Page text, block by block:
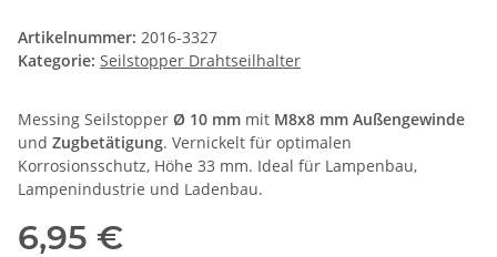
Artikelnummer: 2016-3327
Kategorie: Seilstopper Drahtseilhalter
Messing Seilstopper Ø 10 mm mit M8x8 mm Außengewinde
und Zugbetätigung. Vernickelt für optimalen
Korrosionsschutz, Höhe 33 mm. Ideal für Lampenbau,
Lampenindustrie und Ladenbau.
6,95 €